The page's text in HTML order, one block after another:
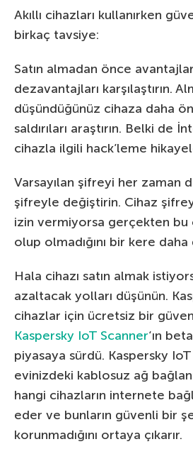
Akıllı cihazları kullanırken
birkaç tavsiye:
Satın almadan önce
dezavantajları karşılaştırın.
düşündüğünüz cihaza daha
saldırıları araştırın. Belki de
cihazla ilgili hack’leme
Varsayılan şifreyi her zaman
şifreyle değiştirin. Cihaz
izin vermiyorsa gerçekten bu
olup olmadığını bir kere daha
Hala cihazı satın almak
azaltacak yolları düşünün.
cihazlar için ücretsiz bir
Kaspersky IoT Scanner‘ın
piyasaya sürdü. Kaspersky IoT
evinizdeki kablosuz ağ
hangi cihazların internete
eder ve bunların güvenli bir
korunmadığını ortaya çıkarır.